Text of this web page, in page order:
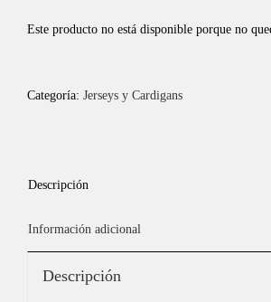
Este producto no está disponible porque no
Categoría: Jerseys y Cardigans
Descripción
Información adicional
Descripción